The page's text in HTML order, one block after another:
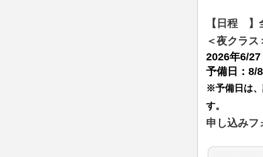
【日程
＜夜クラ
2026年6/
予備日：8/
※予備日は、
す。
申し込み